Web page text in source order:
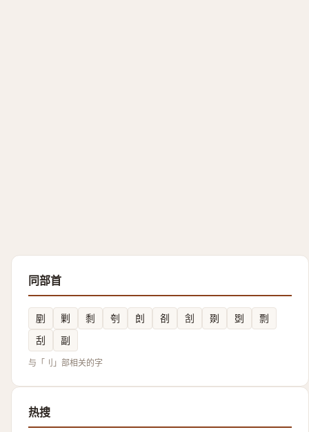
同部首
剭 剿 㓿 刳 剆 㓢 㓧 剟 㓸
剽
刮
副
与「刂」部相关的字
热搜